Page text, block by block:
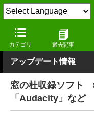
カテゴリ 過去記事
窓の杜 その他の話題
アップデート情報
窓の杜収録ソフ
「Audacity」など